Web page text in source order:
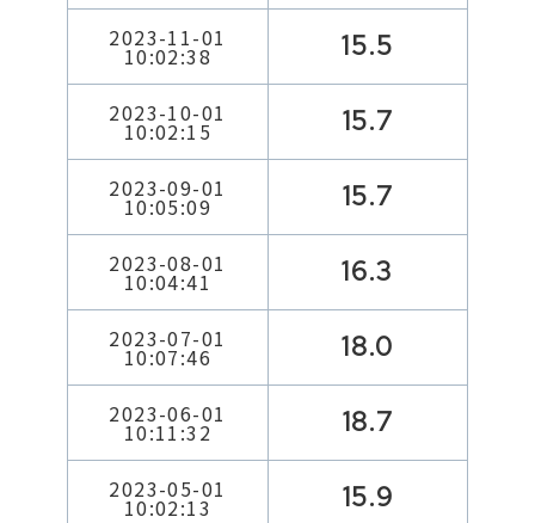
2023-11-01
10:02:38 15.5
2023-10-01
10:02:15 15.7
2023-09-01
10:05:09 15.7
2023-08-01
10:04:41 16.3
2023-07-01
10:07:46 18.0
2023-06-01
10:11:32 18.7
2023-05-01
10:02:13 15.9